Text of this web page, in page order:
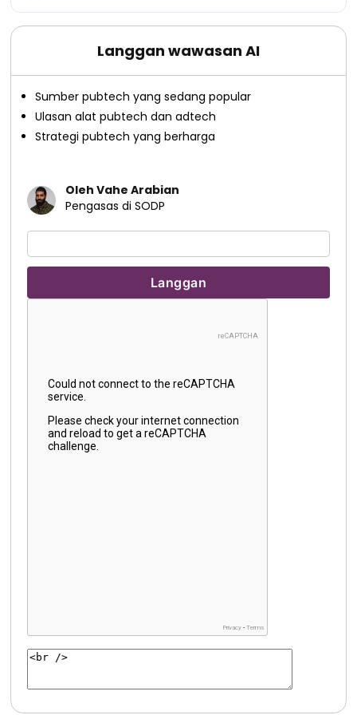
Langgan wawasan AI
Sumber pubtech yang sedang popular
Ulasan alat pubtech dan adtech
Strategi pubtech yang berharga
Oleh Vahe Arabian
Pengasas di SODP